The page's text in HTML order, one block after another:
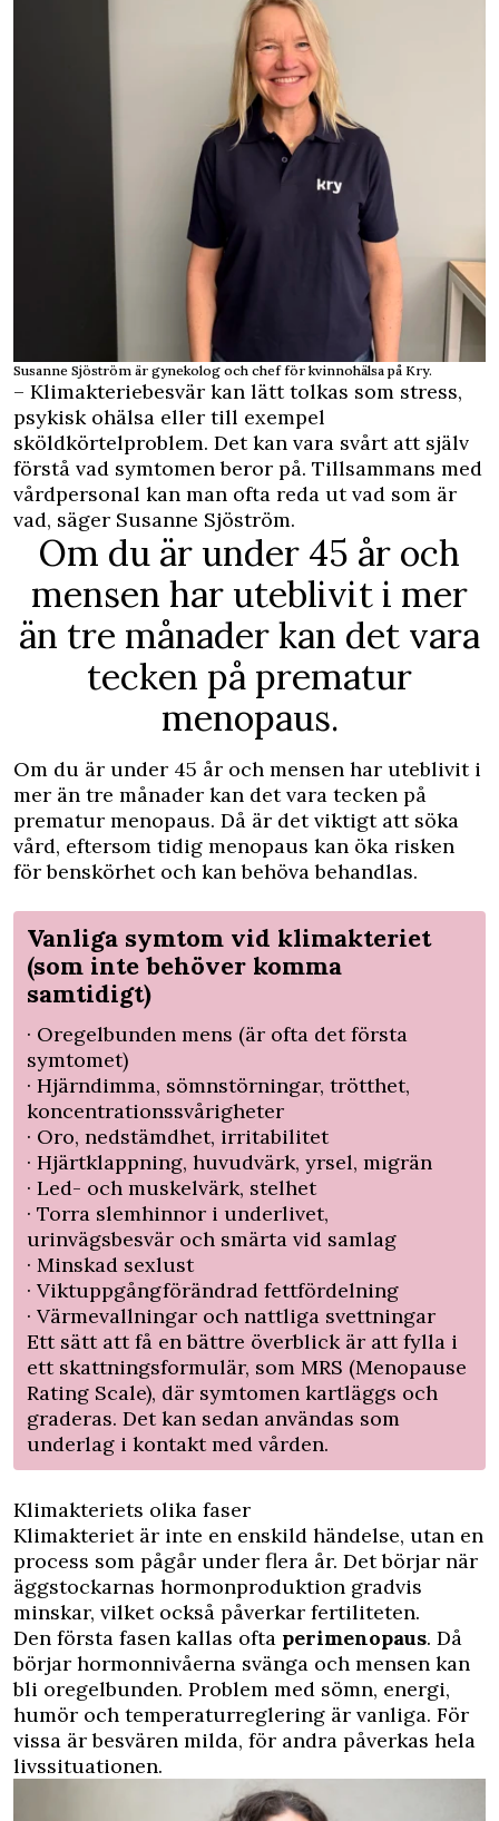
Susanne Sjöström är gynekolog och chef för kvinnohälsa på Kry.
– Klimakteriebesvär kan lätt tolkas som stress,
psykisk ohälsa eller till exempel
sköldkörtelproblem. Det kan vara svårt att själv
förstå vad symtomen beror på. Tillsammans med
vårdpersonal kan man ofta reda ut vad som är
vad, säger Susanne Sjöström.
Om du är under 45 år och
mensen har uteblivit i mer
än tre månader kan det vara
tecken på prematur
menopaus.
Om du är under 45 år och mensen har uteblivit i
mer än tre månader kan det vara tecken på
prematur menopaus. Då är det viktigt att söka
vård, eftersom tidig menopaus kan öka risken
för benskörhet och kan behöva behandlas.
Vanliga symtom vid klimakteriet
(som inte behöver komma
samtidigt)
· Oregelbunden mens (är ofta det första
symtomet)
· Hjärndimma, sömnstörningar, trötthet,
koncentrationssvårigheter
· Oro, nedstämdhet, irritabilitet
· Hjärtklappning, huvudvärk, yrsel, migrän
· Led- och muskelvärk, stelhet
· Torra slemhinnor i underlivet,
urinvägsbesvär och smärta vid samlag
· Minskad sexlust
· Viktuppgångförändrad fettfördelning
· Värmevallningar och nattliga svettningar
Ett sätt att få en bättre överblick är att fylla i
ett skattningsformulär, som MRS (Menopause
Rating Scale), där symtomen kartläggs och
graderas. Det kan sedan användas som
underlag i kontakt med vården.
Klimakteriets olika faser
Klimakteriet är inte en enskild händelse, utan en
process som pågår under flera år. Det börjar när
äggstockarnas hormonproduktion gradvis
minskar, vilket också påverkar fertiliteten.
Den första fasen kallas ofta perimenopaus. Då
börjar hormonnivåerna svänga och mensen kan
bli oregelbunden. Problem med sömn, energi,
humör och temperaturreglering är vanliga. För
vissa är besvären milda, för andra påverkas hela
livssituationen.